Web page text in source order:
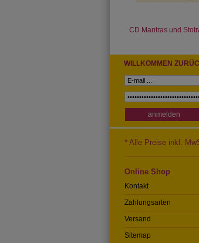
CD Mantras und
WILLKOMMEN
* Alle Preise inkl.
Online Shop
Kontakt
Zahlungsarten
Versand
Sitemap